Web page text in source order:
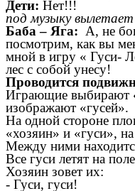
Дети: Нет!!!
под музыку
Баба – Яга: А, не
посмотрим, как вы
мной в игру « Гуси-
лес с собой унесу!
Проводится
Играющие выбирают
изображают «гусей».
На одной стороне
«хозяин» и «гуси»,
Между ними
Все гуси летят на
Хозяин зовет их:
- Гуси, гуси!